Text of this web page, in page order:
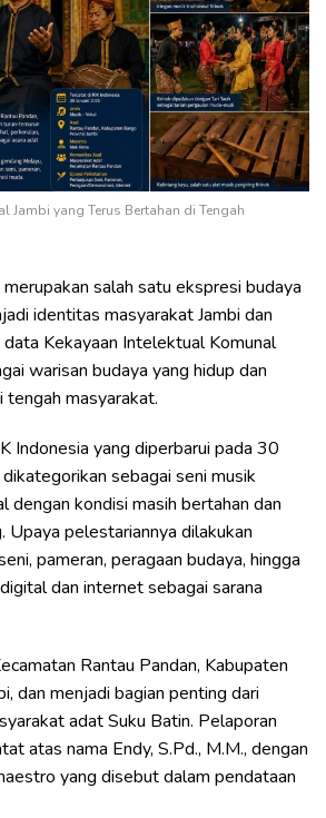
Jambi yang Terus Bertahan di Tengah
salah satu ekspresi budaya
identitas masyarakat Jambi dan
Kekayaan Intelektual Komunal
warisan budaya yang hidup dan
masyarakat.
Indonesia yang diperbarui pada 30
sebagai seni musik
dengan kondisi masih bertahan dan
Upaya pelestariannya dilakukan
pameran, peragaan budaya, hingga
dan internet sebagai sarana
Rantau Pandan, Kabupaten
dan menjadi bagian penting dari
adat Suku Batin. Pelaporan
atas nama Endy, S.Pd., M.M., dengan
yang disebut dalam pendataan